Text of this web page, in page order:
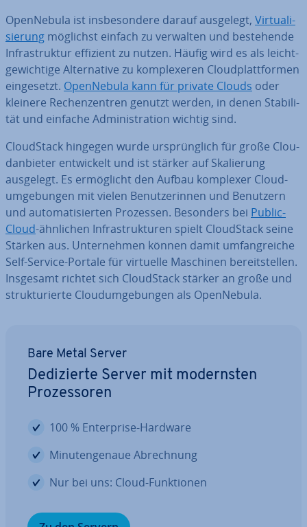
Open­Ne­bu­la ist ins­be­son­de­re darauf ausgelegt, Vir­tua­li­
sie­rung möglichst einfach zu verwalten und be­stehen­de
In­fra­struk­tur effizient zu nutzen. Häufig wird es als leicht­
ge­wich­ti­ge Al­ter­na­ti­ve zu kom­ple­xe­ren Cloud­platt­for­men
ein­ge­setzt. Open­Ne­bu­la kann für private Clouds oder
kleinere Re­chen­zen­tren genutzt werden, in denen Sta­bi­li­
tät und einfache Ad­mi­nis­tra­ti­on wichtig sind.
Cloud­Stack hingegen wurde ur­sprüng­lich für große Clou­
dan­bie­ter ent­wi­ckelt und ist stärker auf Ska­lie­rung
ausgelegt. Es er­mög­licht den Aufbau komplexer Cloud­
um­ge­bun­gen mit vielen Be­nut­ze­rin­nen und Benutzern
und au­to­ma­ti­sier­ten Prozessen. Besonders bei Public-
Cloud-ähnlichen In­fra­struk­tu­ren spielt Cloud­Stack seine
Stärken aus. Un­ter­neh­men können damit um­fang­rei­che
Self-Service-Portale für virtuelle Maschinen be­reit­stel­len.
Insgesamt richtet sich Cloud­Stack stärker an große und
struk­tu­rier­te Cloud­um­ge­bun­gen als Open­Ne­bu­la.
Bare Metal Server
De­di­zier­te Server mit mo­derns­ten
Pro­zes­so­ren
100 % En­ter­pri­se-Hardware
Mi­nu­ten­ge­naue Ab­rech­nung
Nur bei uns: Cloud-Funk­tio­nen